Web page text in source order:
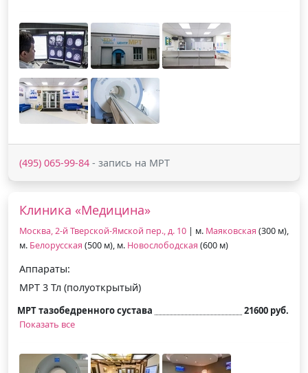
(495) 065-99-84 - запись на МРТ
Клиника «Медицина»
Москва, 2-й Тверской-Ямской пер., д. 10 | м. Маяковская (300 м),
м. Белорусская (500 м), м. Новослободская (600 м)
Аппараты:
МРТ 3 Тл (полуоткрытый)
МРТ тазобедренного сустава
21600 руб.
Показать все